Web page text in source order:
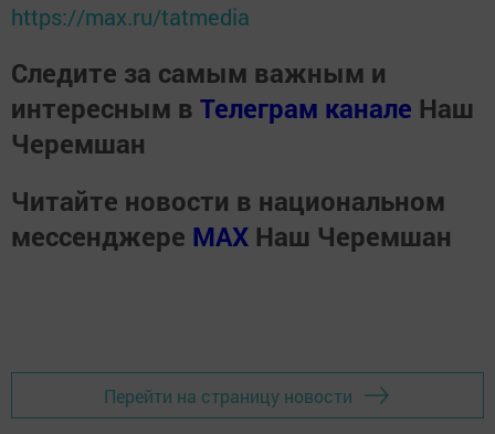
https://max.ru/tatmedia
Следите за самым важным и
интересным в Телеграм канале Наш
Черемшан
Читайте новости в национальном
мессенджере MАХ Наш Черемшан
Перейти на страницу новости